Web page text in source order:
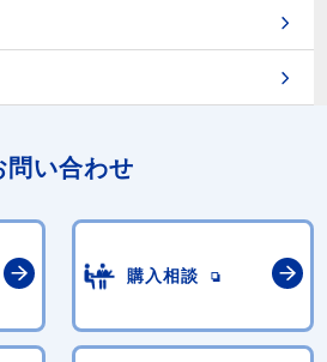
問い合わせ
購入相談